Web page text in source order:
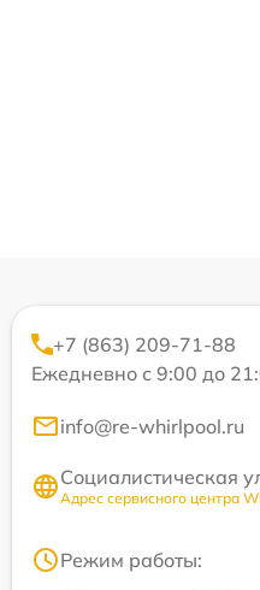
+7 (863) 209-71-88
Ежедневно с 9:00 до
info@re-whirlpool.ru
Социалистическая
Адрес сервисного центра
Режим работы: